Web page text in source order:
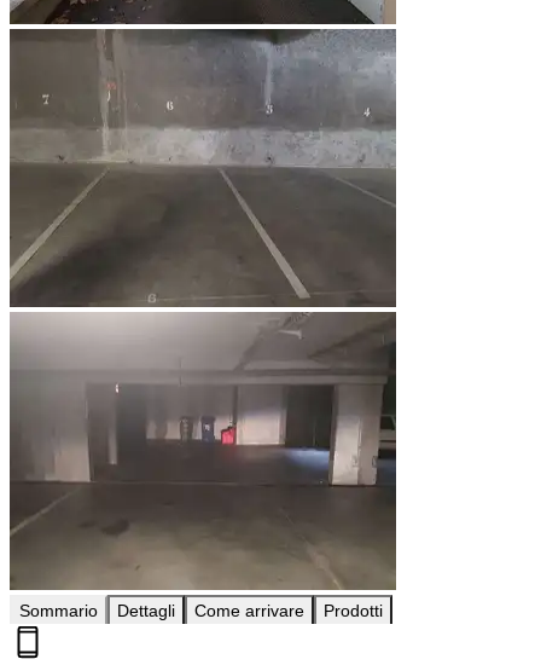
Sommario Dettagli Come arrivare Prodotti